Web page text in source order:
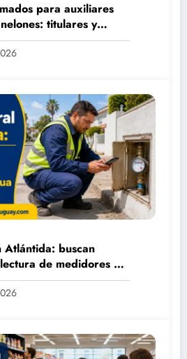
para auxiliares
titulares y
buscan
de medidores de